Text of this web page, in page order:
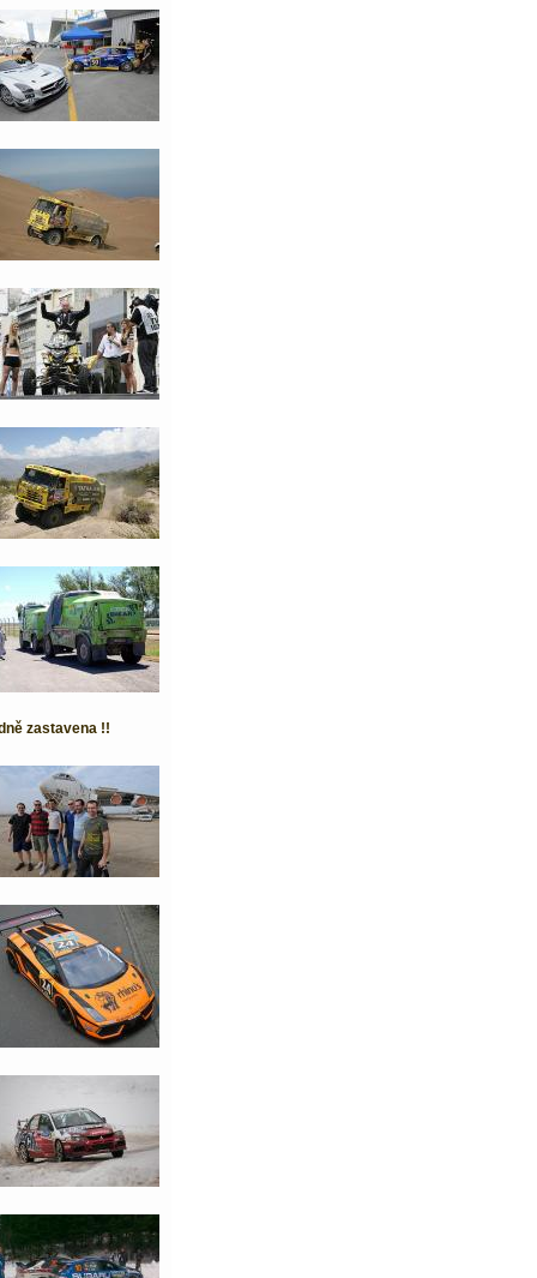
zastavena !!